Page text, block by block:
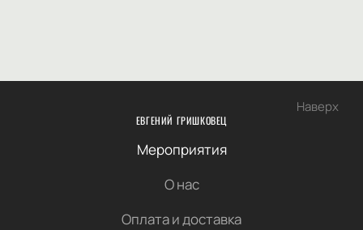
Наверх
ЕВГЕНИЙ ГРИШКОВЕЦ
Мероприятия
О нас
Оплата и доставка